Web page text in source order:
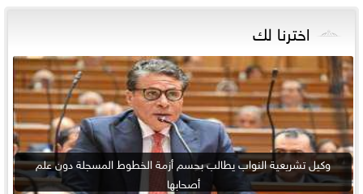
اخترنا لك
وكيل تشريعية النواب يطالب بحسم أزمة الخطوط المسجلة دون علم
أصحابها